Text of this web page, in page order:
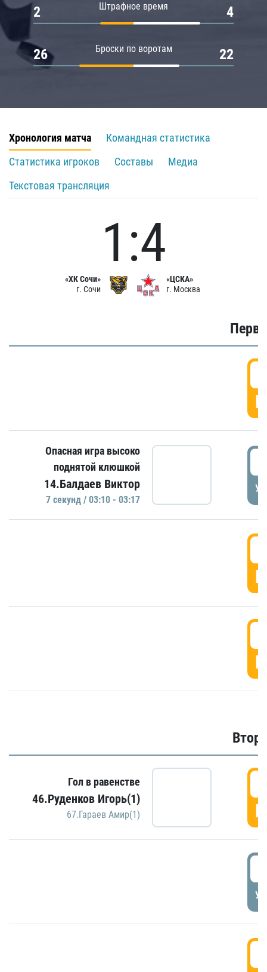
Штрафное время
2 4
Броски по воротам
26 22
Хронология матча
Командная статистика
Статистика игроков
Составы
Медиа
Текстовая трансляция
«ХК Сочи»
г. Сочи
1:4
«ЦСКА»
г. Москва
Опасная игра высоко
поднятой клюшкой
14.Балдаев Виктор
7 секунд / 03:10 - 03:17
Гол в равенстве
46.Руденков Игорь(1)
67.Гараев Амир(1)